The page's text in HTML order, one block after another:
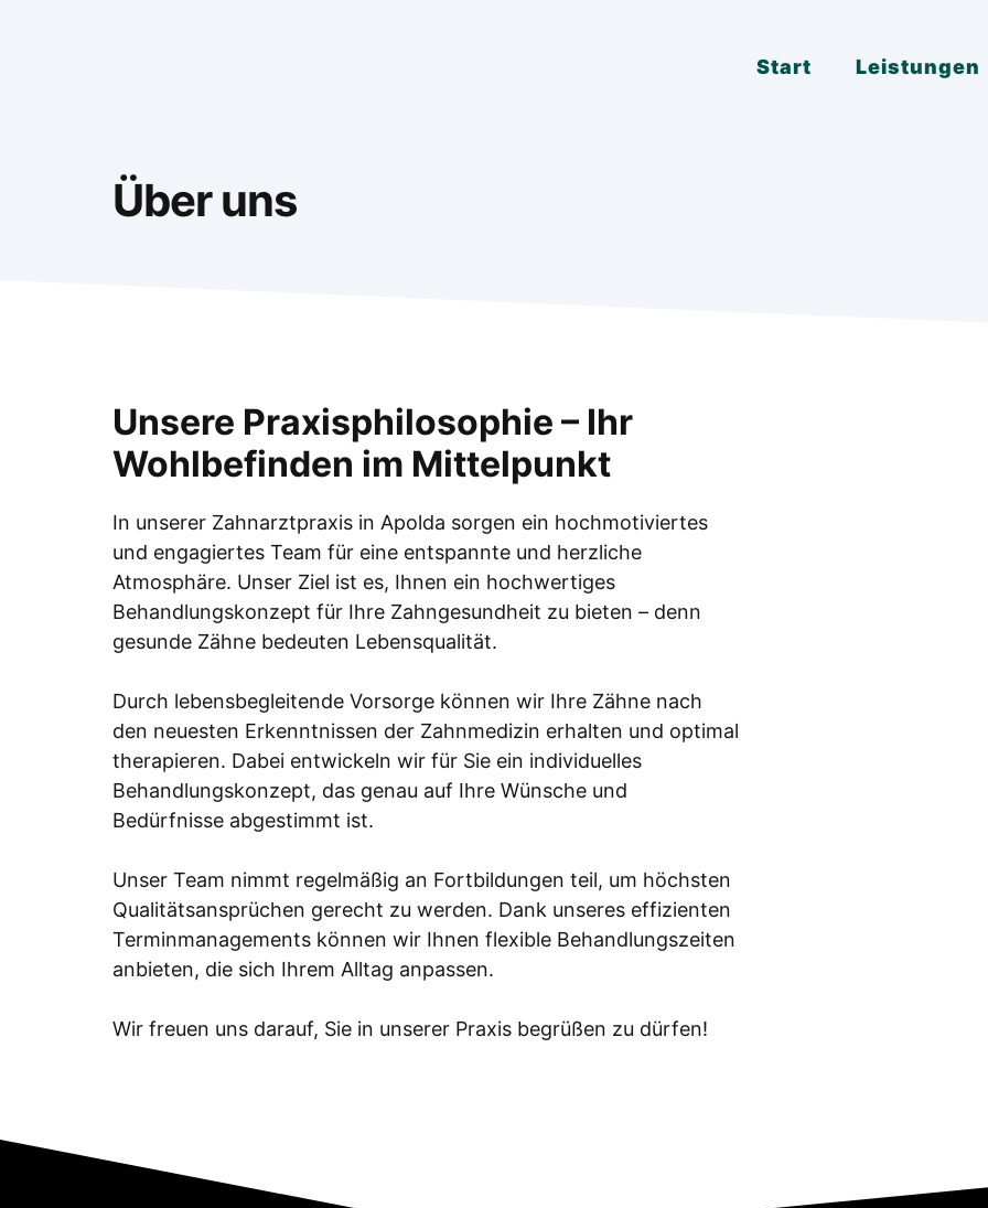
Start Leistungen
Über uns
Unsere Praxisphilosophie – Ihr
Wohlbefinden im Mittelpunkt
In unserer Zahnarztpraxis in Apolda sorgen ein hochmotiviertes
und engagiertes Team für eine entspannte und herzliche
Atmosphäre. Unser Ziel ist es, Ihnen ein hochwertiges
Behandlungskonzept für Ihre Zahngesundheit zu bieten – denn
gesunde Zähne bedeuten Lebensqualität.
Durch lebensbegleitende Vorsorge können wir Ihre Zähne nach
den neuesten Erkenntnissen der Zahnmedizin erhalten und optimal
therapieren. Dabei entwickeln wir für Sie ein individuelles
Behandlungskonzept, das genau auf Ihre Wünsche und
Bedürfnisse abgestimmt ist.
Unser Team nimmt regelmäßig an Fortbildungen teil, um höchsten
Qualitätsansprüchen gerecht zu werden. Dank unseres effizienten
Terminmanagements können wir Ihnen flexible Behandlungszeiten
anbieten, die sich Ihrem Alltag anpassen.
Wir freuen uns darauf, Sie in unserer Praxis begrüßen zu dürfen!